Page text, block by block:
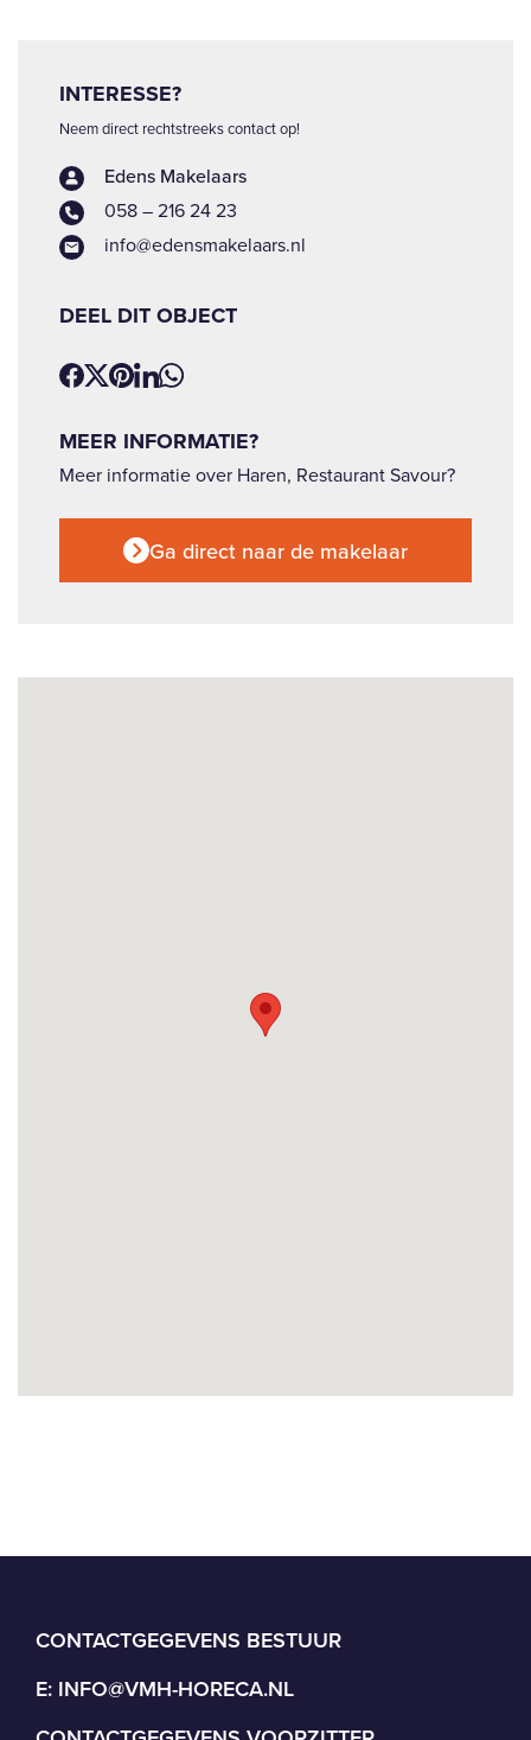
INTERESSE?
Neem direct rechtstreeks contact op!
Edens Makelaars
058 – 216 24 23
info@edensmakelaars.nl
DEEL DIT OBJECT
MEER INFORMATIE?
Meer informatie over Haren, Restaurant Savour?
Ga direct naar de makelaar
CONTACTGEGEVENS BESTUUR
E: INFO@VMH-HORECA.NL